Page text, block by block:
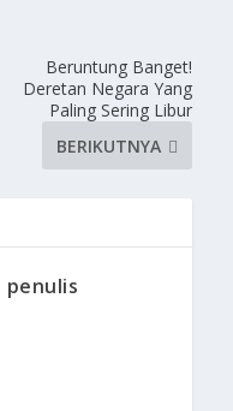
Beruntung Banget!
Deretan Negara Yang
Paling Sering Libur
BERIKUTNYA
penulis